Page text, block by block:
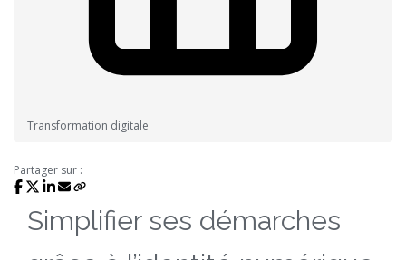
Transformation digitale
Partager sur :
Simplifier ses démarches